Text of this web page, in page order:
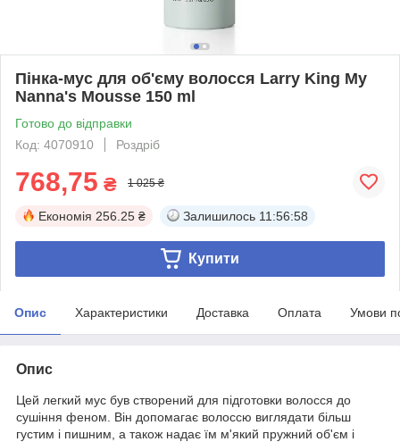
Пінка-мус для об'єму волосся Larry King My
Nanna's Mousse 150 ml
Готово до відправки
Код: 4070910
Роздріб
768,75 ₴ 1 025 ₴
Економія 256.25 ₴ Залишилось 11:56:58
Купити
Опис Характеристики Доставка Оплата Умови
Опис
Цей легкий мус був створений для підготовки волосся до
сушіння феном. Він допомагає волоссю виглядати більш
густим і пишним, а також надає їм м'який пружний об'єм і